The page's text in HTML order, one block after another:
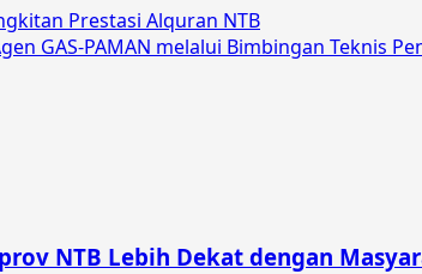
Prestasi Alquran NTB
GAS-PAMAN melalui Bimbingan Teknis
NTB Lebih Dekat dengan